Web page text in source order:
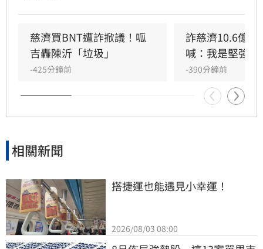
不過回頭驗證，慈濟在當時的採購過程中幾乎沒
有角色，但是，慈濟在當年是最常表態的，顯然
慈濟內部在BNT的這麼大金額的重要採購上，慈
濟醫院並沒有被賦予重要的角色，原因不明。
慈濟買BNT遭詐掀議！呱
吉轟陳沂「垃圾」
-425分鐘前
詐慈濟10.6億！
喊：我是堅強的
-390分鐘前
相關新聞
搭捷運也能遇見小幸運！
2026/08/03 08:00